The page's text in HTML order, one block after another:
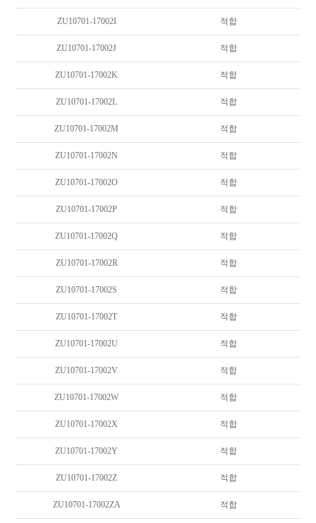
ZU10701-17002I 적합
ZU10701-17002J 적합
ZU10701-17002K 적합
ZU10701-17002L 적합
ZU10701-17002M 적합
ZU10701-17002N 적합
ZU10701-17002O 적합
ZU10701-17002P 적합
ZU10701-17002Q 적합
ZU10701-17002R 적합
ZU10701-17002S 적합
ZU10701-17002T 적합
ZU10701-17002U 적합
ZU10701-17002V 적합
ZU10701-17002W 적합
ZU10701-17002X 적합
ZU10701-17002Y 적합
ZU10701-17002Z 적합
ZU10701-17002ZA 적합